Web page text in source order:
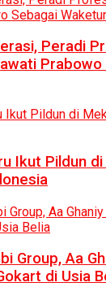
Peradi
Ikut Pildun
Group, Aa
di Usia